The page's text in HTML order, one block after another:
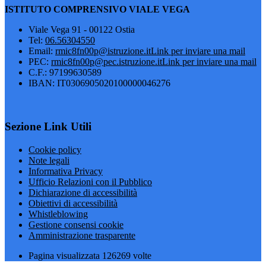
ISTITUTO COMPRENSIVO VIALE VEGA
Viale Vega 91 - 00122 Ostia
Tel: 06.56304550
Email: rmic8fn00p@istruzione.itLink per inviare una mail
PEC: rmic8fn00p@pec.istruzione.itLink per inviare una mail
C.F.: 97199630589
IBAN: IT0306905020100000046276
Sezione Link Utili
Cookie policy
Note legali
Informativa Privacy
Ufficio Relazioni con il Pubblico
Dichiarazione di accessibilità
Obiettivi di accessibilità
Whistleblowing
Gestione consensi cookie
Amministrazione trasparente
Pagina visualizzata 126269 volte